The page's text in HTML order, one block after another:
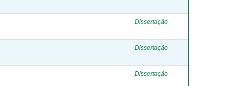
Dissertação
Dissertação
Dissertação